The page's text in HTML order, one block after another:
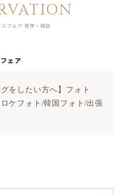
ルフェア 見学・相談
ェア
をしたい方へ】フォト
ケフォト/韓国フォト/出張